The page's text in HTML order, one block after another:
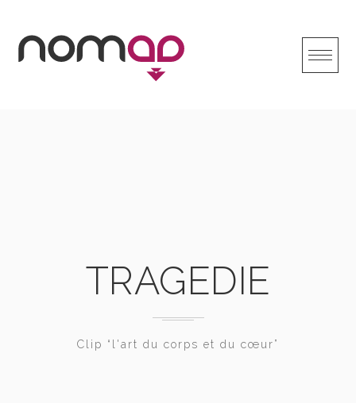
content
TRAGEDIE
Clip “l'art du corps et du cœur”